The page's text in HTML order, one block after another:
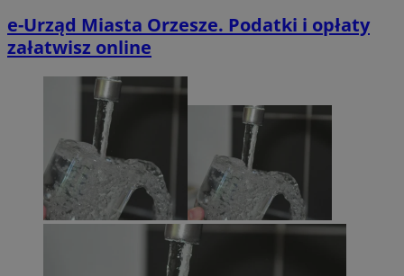
e-Urząd Miasta Orzesze. Podatki i opłaty
załatwisz online